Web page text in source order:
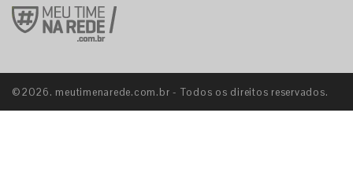
©2026. meutimenarede.com.br - Todos os direitos reservados.